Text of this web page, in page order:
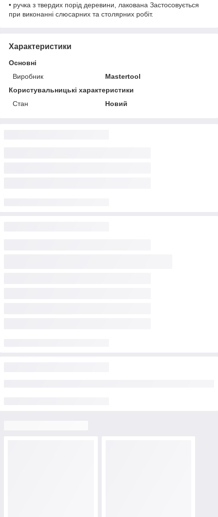
• ручка з твердих порід деревини, лакована Застосовується
при виконанні слюсарних та столярних робіт.
Характеристики
Основні
Виробник
Mastertool
Користувальницькі характеристики
Стан
Новий